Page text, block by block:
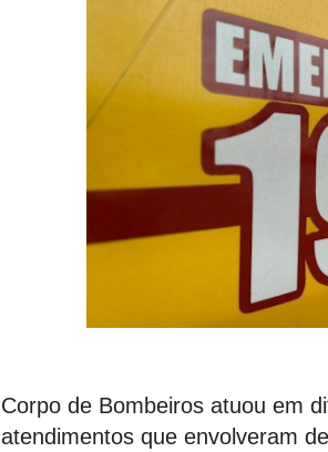
Corpo de Bombeiros atuou em
atendimentos que envolveram